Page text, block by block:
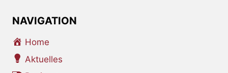
NAVIGATION
Home
Aktuelles